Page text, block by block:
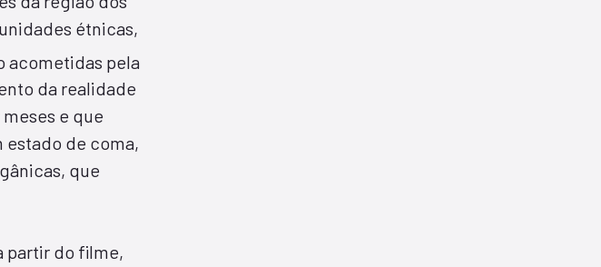
étnicas,
acometidas pela
da realidade
e que
estado de coma,
que
partir do filme,